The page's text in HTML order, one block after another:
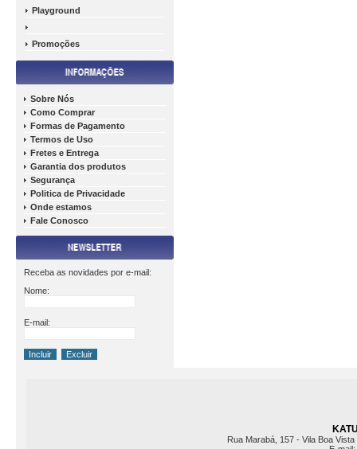
Playground
Promoções
Sobre Nós
Como Comprar
Formas de Pagamento
Termos de Uso
Fretes e Entrega
Garantia dos produtos
Segurança
Politica de Privacidade
Onde estamos
Fale Conosco
Receba as novidades por e-mail:
Nome:
E-mail:
Rua Marabá, 157 - Vila Boa